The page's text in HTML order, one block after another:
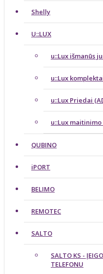
Shelly
U::LUX
u::Lux išmanūs
u::Lux
u::Lux Priedai
u::Lux
QUBINO
iPORT
BELIMO
REMOTEC
SALTO
SALTO KS -
TELEFONU